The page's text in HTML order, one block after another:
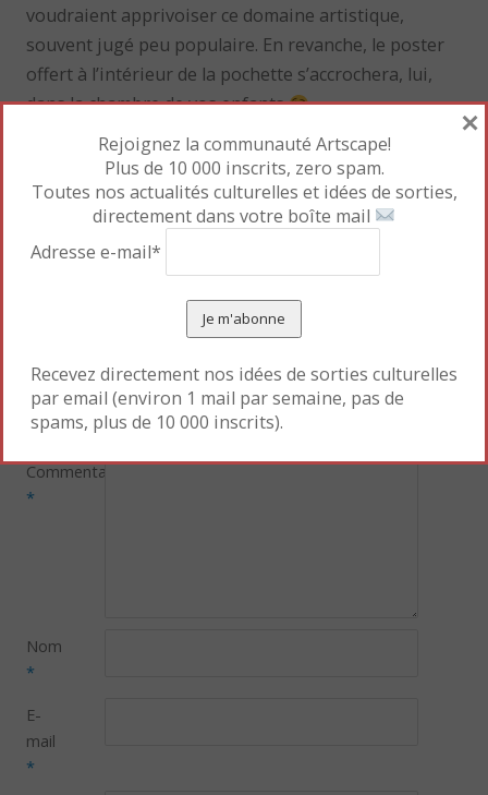
voudraient apprivoiser ce domaine artistique,
souvent jugé peu populaire. En revanche, le poster
offert à l’intérieur de la pochette s’accrochera, lui,
dans la chambre de vos enfants
Pour marque-pages : Permalien.
« La Danse s’invite au
Laisser un commentaire
Votre adresse e-mail ne sera pas publiée. Les champs
obligatoires sont indiqués avec*
Commentaire
*
Nom
*
E-
mail
*
Rejoignez la communauté Artscape!
Plus de 10 000 inscrits, zero spam.
Toutes nos actualités culturelles et idées de sorties,
directement dans votre boîte mail
Adresse e-mail*
Recevez directement nos idées de sorties culturelles
par email (environ 1 mail par semaine, pas de
spams, plus de 10 000 inscrits).
×